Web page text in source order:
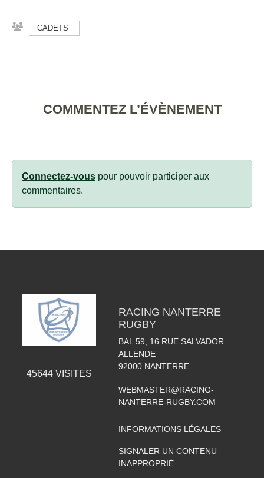
CADETS
COMMENTEZ L’ÉVÈNEMENT
Connectez-vous pour pouvoir participer aux
commentaires.
45644VISITES
RACING NANTERRE
RUGBY
BAL 59, 16 RUE SALVADOR
ALLENDE
92000 NANTERRE
WEBMASTER@RACING-
NANTERRE-RUGBY.COM
INFORMATIONS LÉGALES
SIGNALER UN CONTENU
INAPPROPRIÉ